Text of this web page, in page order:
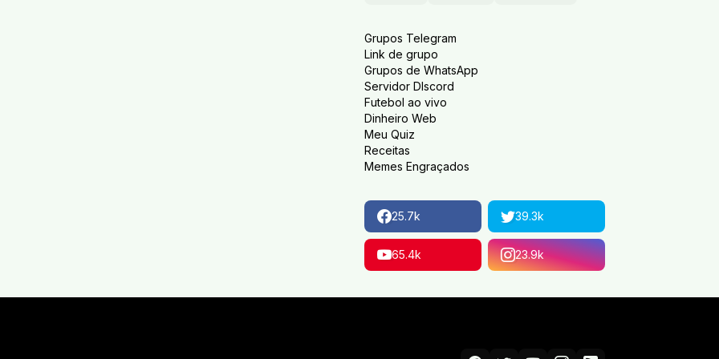
Grupos Telegram
Link de grupo
Grupos de WhatsApp
Servidor DIscord
Futebol ao vivo
Dinheiro Web
Meu Quiz
Receitas
Memes Engraçados
25.7k 39.3k
65.4k 23.9k